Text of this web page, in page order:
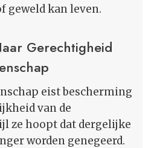
geweld kan leven.
Gerechtigheid
eist bescherming
van de
ze hoopt dat dergelijke
worden genegeerd.